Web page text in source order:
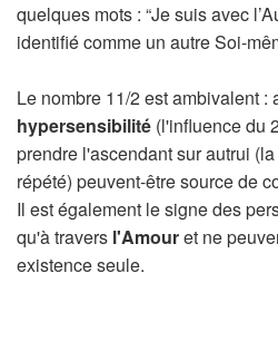
quelques mots : “Je suis avec
identifié comme un autre Soi-
Le nombre 11/2 est ambivalent :
hypersensibilité (l'influence du
prendre l'ascendant sur autrui
répété) peuvent-être source de
Il est également le signe des
qu'à travers l'Amouret ne
existence seule.